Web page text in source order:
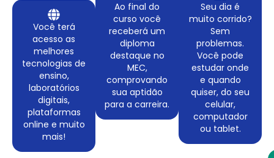
Você terá
acesso as
melhores
tecnologias de
ensino,
laboratórios
digitais,
plataformas
online e muito
mais!
Ao final do
curso você
receberá um
diploma
destaque no
MEC,
comprovando
sua aptidão
para a carreira.
Seu dia é
muito corrido?
Sem
problemas.
Você pode
estudar onde
e quando
quiser, do seu
celular,
computador
ou tablet.